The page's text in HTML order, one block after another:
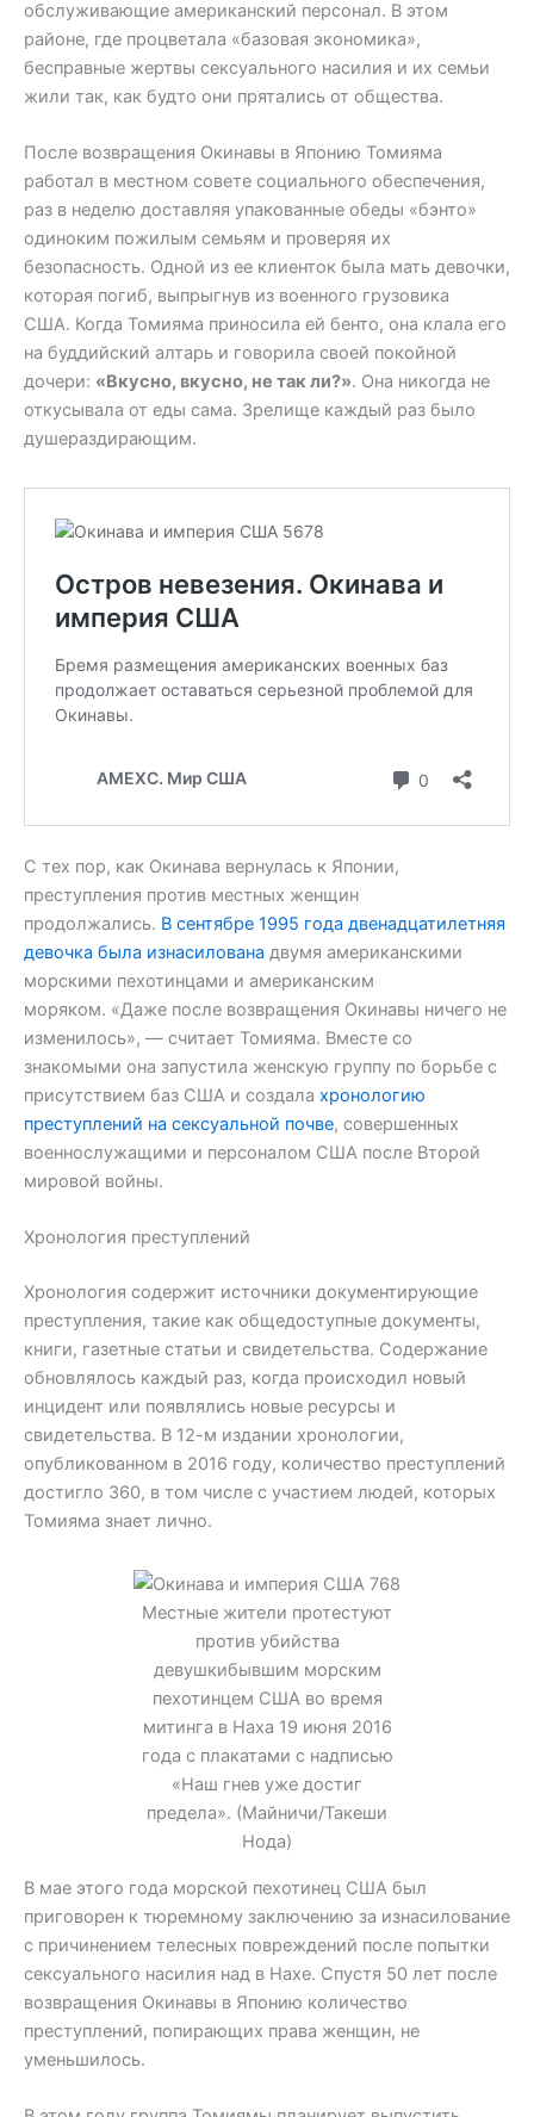
обслуживающие американский персонал. В этом
районе, где процветала «базовая экономика»,
бесправные жертвы сексуального насилия и их семьи
жили так, как будто они прятались от общества.
После возвращения Окинавы в Японию Томияма
работал в местном совете социального обеспечения,
раз в неделю доставляя упакованные обеды «бэнто»
одиноким пожилым семьям и проверяя их
безопасность. Одной из ее клиенток была мать девочки,
которая погиб, выпрыгнув из военного грузовика
США. Когда Томияма приносила ей бенто, она клала его
на буддийский алтарь и говорила своей покойной
дочери: «Вкусно, вкусно, не так ли?». Она никогда не
откусывала от еды сама. Зрелище каждый раз было
душераздирающим.
С тех пор, как Окинава вернулась к Японии,
преступления против местных женщин
продолжались. В сентябре 1995 года двенадцатилетняя
девочка была изнасилована двумя американскими
морскими пехотинцами и американским
моряком. «Даже после возвращения Окинавы ничего не
изменилось», — считает Томияма. Вместе со
знакомыми она запустила женскую группу по борьбе с
присутствием баз США и создала хронологию
преступлений на сексуальной почве, совершенных
военнослужащими и персоналом США после Второй
мировой войны.
Хронология преступлений
Хронология содержит источники документирующие
преступления, такие как общедоступные документы,
книги, газетные статьи и свидетельства. Содержание
обновлялось каждый раз, когда происходил новый
инцидент или появлялись новые ресурсы и
свидетельства. В 12-м издании хронологии,
опубликованном в 2016 году, количество преступлений
достигло 360, в том числе с участием людей, которых
Томияма знает лично.
Местные жители протестуют
против убийства
девушкибывшим морским
пехотинцем США во время
митинга в Наха 19 июня 2016
года с плакатами с надписью
«Наш гнев уже достиг
предела». (Майничи/Такеши
Нода)
В мае этого года морской пехотинец США был
приговорен к тюремному заключению за изнасилование
с причинением телесных повреждений после попытки
сексуального насилия над в Нахе. Спустя 50 лет после
возвращения Окинавы в Японию количество
преступлений, попирающих права женщин, не
уменьшилось.